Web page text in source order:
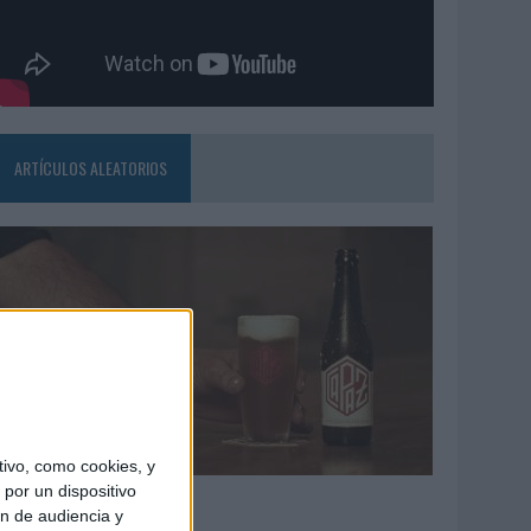
como cookies, y
un dispositivo
de audiencia y
ARTÍCULOS ALEATORIOS
08/2026